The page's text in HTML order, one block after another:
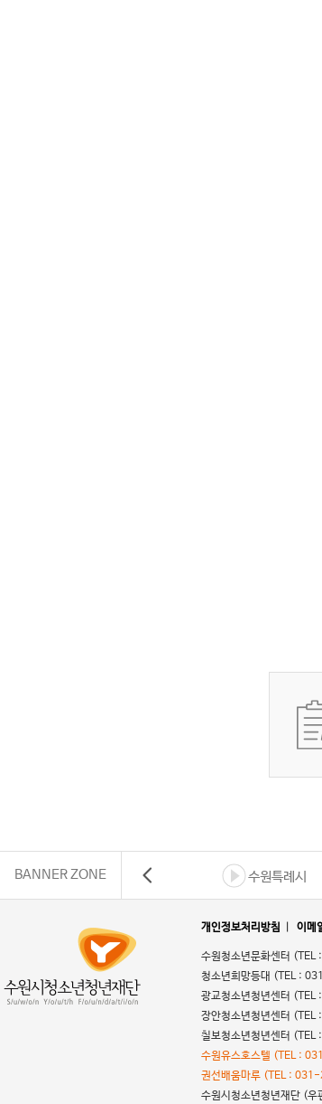
BANNER ZONE 수원특례시
개인정보처리방침 이메
수원청소년문화센터
청소년희망등대 (TEL :
광교청소년청년센터
장안청소년청년센터
칠보청소년청년센터
수원유스호스텔 (TEL :
권선배움마루 (TEL :
수원시청소년청년재단 (우